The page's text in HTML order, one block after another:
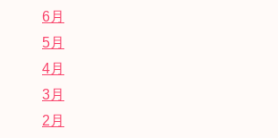
6月
5月
4月
3月
2月